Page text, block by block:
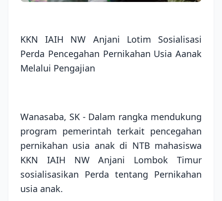
KKN IAIH NW Anjani Lotim Sosialisasi
Perda Pencegahan Pernikahan Usia Aanak
Melalui Pengajian
Wanasaba, SK - Dalam rangka mendukung
program pemerintah terkait pencegahan
pernikahan usia anak di NTB mahasiswa
KKN IAIH NW Anjani Lombok Timur
sosialisasikan Perda tentang Pernikahan
usia anak.